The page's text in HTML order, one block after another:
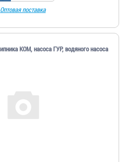
Оптовая поставка
КОМ, насоса ГУР, водяного насоса